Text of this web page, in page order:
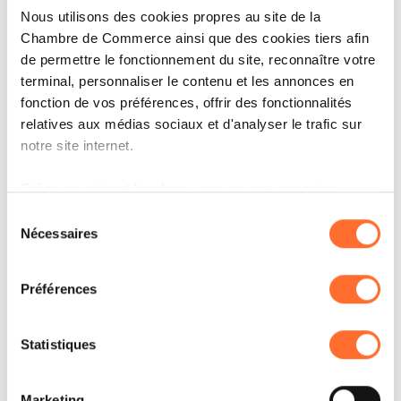
Nous utilisons des cookies propres au site de la
Chambre de Commerce ainsi que des cookies tiers afin
de permettre le fonctionnement du site, reconnaître votre
terminal, personnaliser le contenu et les annonces en
fonction de vos préférences, offrir des fonctionnalités
relatives aux médias sociaux et d'analyser le trafic sur
notre site internet.
Grâce au présent bandeau, vous pouvez accepter,
à l’exception des cookies strictement nécessaires au
fonctionnement du site. Une description des différents
cookies est accessible sous l’onglet « Détails » ci-
dessus.
Il est précisé que la navigation sur le site et certaines
fonctionnalités (ex : lecture de vidéos, partage sur les
Nécessaires
Préférences
Statistiques
COMMENT CALCULER SON
ENTREPRISE ?
LIRE